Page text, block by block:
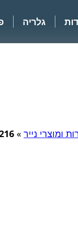
גלריה
ומוצרי נייר »